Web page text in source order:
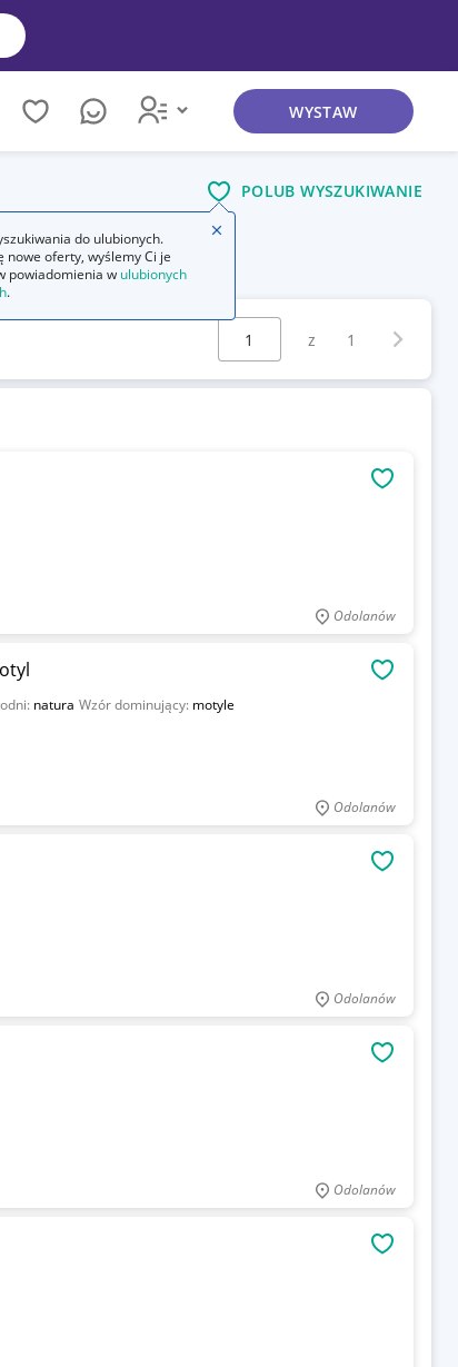
WYSTAW
POLUB WYSZUKIWANIE
Wybierz stronę:
z 1
Odolanów
natura Wzór dominujący: motyle
Odolanów
Odolanów
Odolanów
do ulubionych.
nowe oferty, wyślemy Ci je
powiadomienia w ulubionych
.
Zamknij wskazówkę